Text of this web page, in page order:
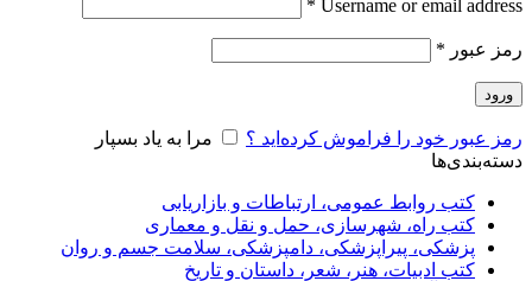
Username or email address
*
رمز عبور *
ورود
رمز عبور خود را فراموش کرده‌اید ؟
مرا به یاد بسپار
دسته‌بندی‌ها
کتب روابط عمومی، ارتباطات و بازاریابی
کتب راه، شهرسازی، حمل و نقل و معماری
پزشکی، پیراپزشکی، دامپزشکی، سلامت جسم و روان
کتب ادبیات، هنر، شعر، داستان و تاریخ